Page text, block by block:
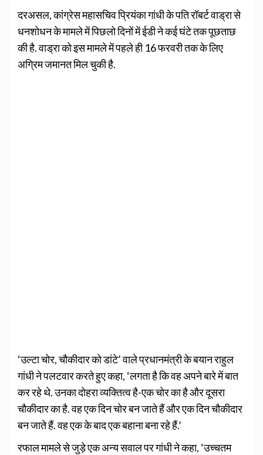
दरअसल, कांग्रेस महासचिव प्रियंका गांधी के पति रॉबर्ट वाड्रा से
धनशोधन के मामले में पिछलो दिनों में ईडी ने कई घंटे तक पूछताछ
की है. वाड्रा को इस मामले में पहले ही 16 फरवरी तक के लिए
अग्रिम जमानत मिल चुकी है.
‘उल्टा चोर, चौकीदार को डांटे’ वाले प्रधानमंत्री के बयान राहुल
गांधी ने पलटवार करते हुए कहा, ‘लगता है कि वह अपने बारे में बात
कर रहे थे. उनका दोहरा व्यक्तित्व है-एक चोर का है और दूसरा
चौकीदार का है. वह एक दिन चोर बन जाते हैं और एक दिन चौकीदार
बन जाते हैं. वह एक के बाद एक बहाना बना रहे हैं.’
रफाल मामले से जुड़े एक अन्य सवाल पर गांधी ने कहा, ‘उच्चतम